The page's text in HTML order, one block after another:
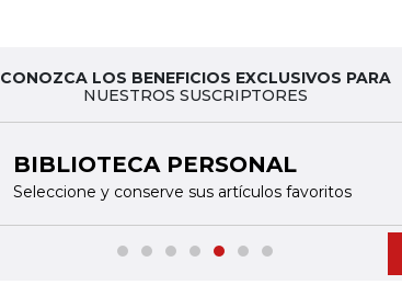
CONOZCA LOS BENEFICIOS EXCLUSIVOS PARA
NUESTROS SUSCRIPTORES
6 TINTA DIGITAL
Acceda a nuestras